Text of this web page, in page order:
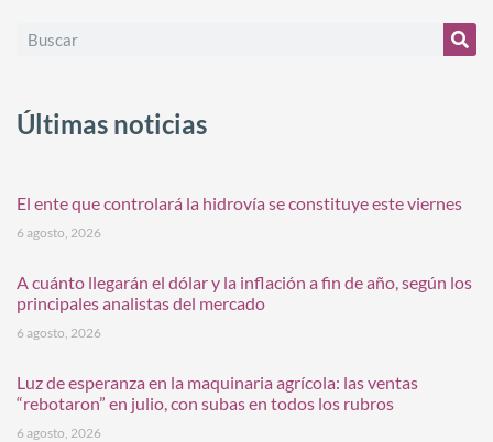
Últimas noticias
El ente que controlará la hidrovía se constituye este viernes
6 agosto, 2026
A cuánto llegarán el dólar y la inflación a fin de año, según los
principales analistas del mercado
6 agosto, 2026
Luz de esperanza en la maquinaria agrícola: las ventas
“rebotaron” en julio, con subas en todos los rubros
6 agosto, 2026